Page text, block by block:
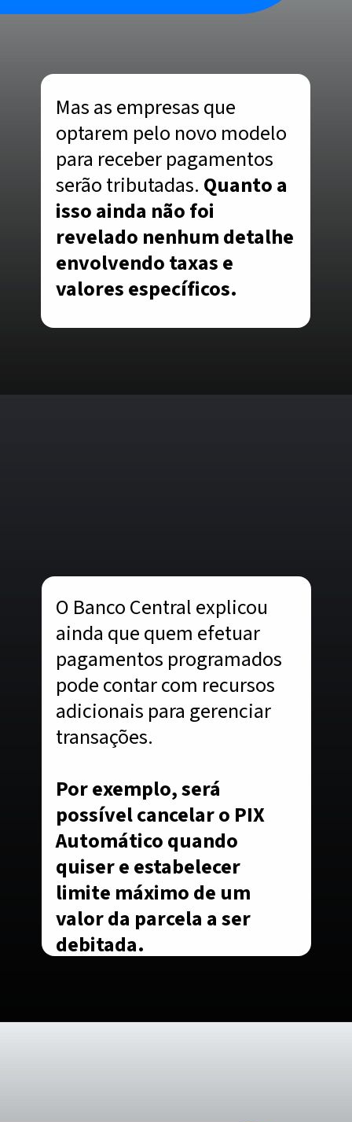
Mas as empresas que
optarem pelo novo modelo
para receber pagamentos
serão tributadas. Quanto a
isso ainda não foi
revelado nenhum detalhe
envolvendo taxas e
valores específicos.
O Banco Central explicou
ainda que quem efetuar
pagamentos programados
pode contar com recursos
adicionais para gerenciar
transações.
Por exemplo, será
possível cancelar o PIX
Automático quando
quiser e estabelecer
limite máximo de um
valor da parcela a ser
debitada.